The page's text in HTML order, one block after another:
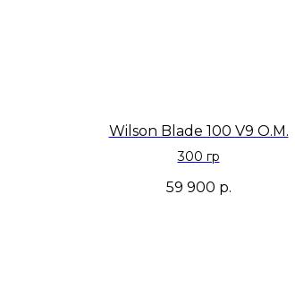
Wilson Blade 100 V9 O.M.
300 гр
59 900 р.